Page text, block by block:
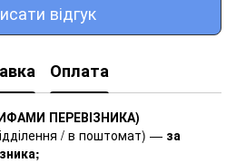
відгук
Оплата
ПЕРЕВІЗНИКА)
/ в поштомат) — за
;